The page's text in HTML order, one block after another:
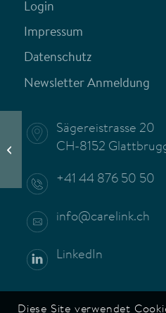
Login
Impressum
Datenschutz
Newsletter Anmeldung
Sägereistrasse 20
CH-8152
+41 44 876 50 50
info@carelink.ch
LinkedIn
Fachtagung 2020 findet nicht statt
Diese Site verwendet